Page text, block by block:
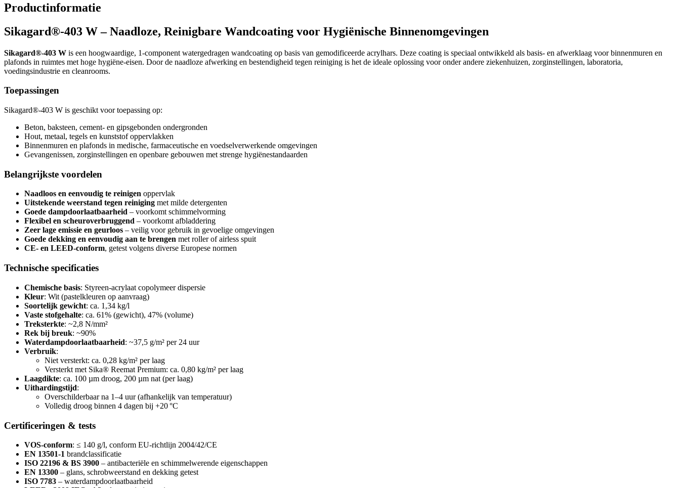
Productinformatie
Sikagard®-403 W – Naadloze, Reinigbare Wandcoating voor Hygiënische Binnenomgevingen
Sikagard®-403 W is een hoogwaardige, 1-component watergedragen wandcoating op basis van gemodificeerde acrylhars. Deze coating is speciaal ontwikkeld als basis- en afwerklaag voor binnenmuren en
plafonds in ruimtes met hoge hygiëne-eisen. Door de naadloze afwerking en bestendigheid tegen reiniging is het de ideale oplossing voor onder andere ziekenhuizen, zorginstellingen, laboratoria,
voedingsindustrie en cleanrooms.
Toepassingen
Sikagard®-403 W is geschikt voor toepassing op:
Beton, baksteen, cement- en gipsgebonden ondergronden
Hout, metaal, tegels en kunststof oppervlakken
Binnenmuren en plafonds in medische, farmaceutische en voedselverwerkende omgevingen
Gevangenissen, zorginstellingen en openbare gebouwen met strenge hygiënestandaarden
Belangrijkste voordelen
Naadloos en eenvoudig te reinigen oppervlak
Uitstekende weerstand tegen reiniging met milde detergenten
Goede dampdoorlaatbaarheid – voorkomt schimmelvorming
Flexibel en scheuroverbruggend – voorkomt afbladdering
Zeer lage emissie en geurloos – veilig voor gebruik in gevoelige omgevingen
Goede dekking en eenvoudig aan te brengen met roller of airless spuit
CE- en LEED-conform, getest volgens diverse Europese normen
Technische specificaties
Chemische basis: Styreen-acrylaat copolymeer dispersie
Kleur: Wit (pastelkleuren op aanvraag)
Soortelijk gewicht: ca. 1,34 kg/l
Vaste stofgehalte: ca. 61% (gewicht), 47% (volume)
Treksterkte: ~2,8 N/mm²
Rek bij breuk: ~90%
Waterdampdoorlaatbaarheid: ~37,5 g/m² per 24 uur
Verbruik:
Niet versterkt: ca. 0,28 kg/m² per laag
Versterkt met Sika® Reemat Premium: ca. 0,80 kg/m² per laag
Laagdikte: ca. 100 µm droog, 200 µm nat (per laag)
Uithardingstijd:
Overschilderbaar na 1–4 uur (afhankelijk van temperatuur)
Volledig droog binnen 4 dagen bij +20 °C
Certificeringen & tests
VOS-conform: ≤ 140 g/l, conform EU-richtlijn 2004/42/CE
EN 13501-1 brandclassificatie
ISO 22196 & BS 3900 – antibacteriële en schimmelwerende eigenschappen
EN 13300 – glans, schrobweerstand en dekking getest
ISO 7783 – waterdampdoorlaatbaarheid